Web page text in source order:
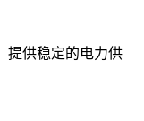
提供稳定的电力供